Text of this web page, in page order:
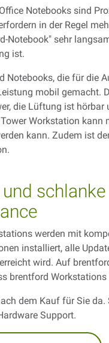
Notebooks sind
in der Regel
Notebook" sehr
ist.
Notebooks, die für die
mobil gemacht.
die Lüftung ist
Workstation kann
kann. Zudem ist
werden mit
installiert, alle
wird. Auf
brentford
dem Kauf für Sie
Support.